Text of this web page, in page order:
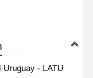
Uruguay - LATU